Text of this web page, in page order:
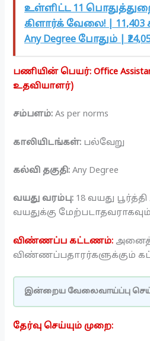
உள்ளிட்ட 11
கிளார்க் வேலை! | 11,403
Any Degree போதும் |
பணியின் பெயர்: Office
உதவியாளர்)
சம்பளம்: As per norms
காலியிடங்கள்: பல்வேறு
கல்வி தகுதி:Any Degree
வயது வரம்பு: 18 வயது
வயதுக்கு
விண்ணப்ப கட்டணம்:
விண்ணப்பதாரர்களுக்கும்
இன்றைய வேலைவாய்ப்பு
தேர்வு செய்யும் முறை: